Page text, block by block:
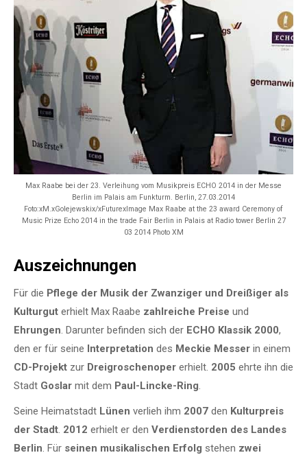
Max Raabe bei der 23. Verleihung vom Musikpreis ECHO 2014 in der Messe
Berlin im Palais am Funkturm. Berlin, 27.03.2014
Foto:xM.xGolejewskix/xFuturexImage Max Raabe at the 23 award Ceremony of
Music Prize Echo 2014 in the trade Fair Berlin in Palais at Radio tower Berlin 27
03 2014 Photo XM
Auszeichnungen
Für die Pflege der Musik der Zwanziger und Dreißiger als
Kulturgut erhielt Max Raabe zahlreiche Preise und
Ehrungen. Darunter befinden sich der ECHO Klassik 2000,
den er für seine Interpretation des Meckie Messer in einem
CD-Projekt zur Dreigroschenoper erhielt. 2005 ehrte ihn die
Stadt Goslar mit dem Paul-Lincke-Ring.
Seine Heimatstadt Lünen verlieh ihm 2007 den Kulturpreis
der Stadt. 2012 erhielt er den Verdienstorden des Landes
Berlin. Für seinen musikalischen Erfolg stehen zwei